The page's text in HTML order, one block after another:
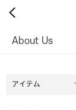
About Us
アイテム